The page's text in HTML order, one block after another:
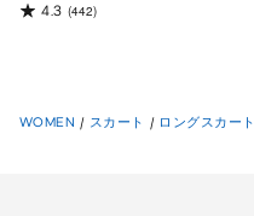
4.3 (442)
WOMEN / スカート / ロングスカート